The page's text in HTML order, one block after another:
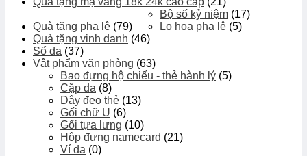
Quà tặng pha lê (79)
Bộ số kỷ niệm (17)
Lọ hoa pha lê (5)
Quà tặng vinh danh (46)
Sổ da (37)
Vật phẩm văn phòng (63)
Bao đựng hộ chiếu - thẻ hành lý (5)
Cặp da (8)
Dây đeo thẻ (13)
Gối chữ U (6)
Gối tựa lưng (10)
Hộp đựng namecard (21)
Ví da (0)